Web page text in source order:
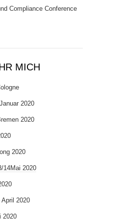
Compliance Conference
MICH
2020
2020
2020
14Mai 2020
2020
2020